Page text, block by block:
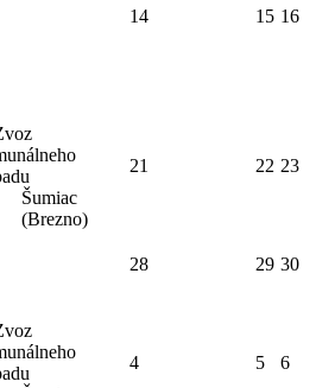
14 15 16
Šumiac
(Brezno)
21 22 23
28 29 30
4 5 6